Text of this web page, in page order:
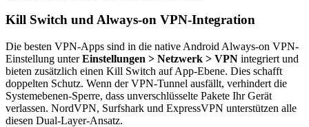
Kill Switch und Always-on VPN-Integration
Die besten VPN-Apps sind in die native Android Always-on VPN-
Einstellung unterEinstellungen > Netzwerk > VPN integriert und
bieten zusätzlich einen Kill Switch auf App-Ebene. Dies schafft
doppelten Schutz. Wenn der VPN-Tunnel ausfällt, verhindert die
Systemebenen-Sperre, dass unverschlüsselte Pakete Ihr Gerät
verlassen. NordVPN, Surfshark und ExpressVPN unterstützen alle
diesen Dual-Layer-Ansatz.